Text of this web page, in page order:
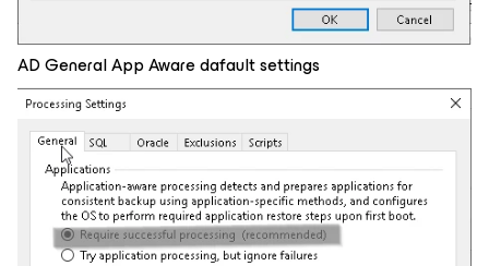
AD General App Aware dafault settings